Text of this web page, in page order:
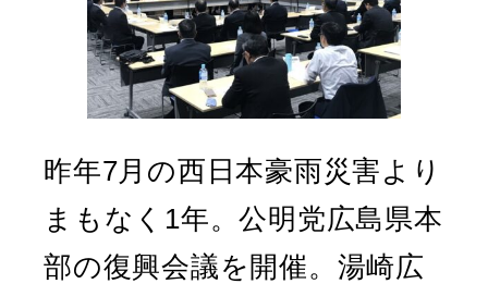
昨年7月の西日本豪雨災害より
まもなく1年。公明党広島県本
部の復興会議を開催。湯崎広